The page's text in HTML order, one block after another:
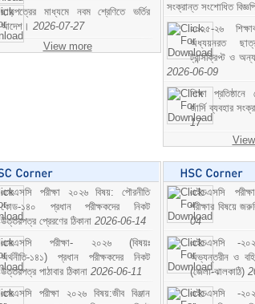
ছাড়পত্রের মাধ্যমে নবম শ্রেণিতে ভর্তির
আদেশ। 2026-07-27
View more
সংক্রান্ত সংশোধিত
২০২৫-২৬
অধ্যয়নরত
ট্রান্সক্রিপ্ট ও
2026-06-09
শিক্ষা
জার্সি ব্যবহার
17
এসএসসি পরীক্ষা ২০২৬ বিষয়: পৌরনীতি
কোড-১৪০ প্রধান পরীক্ষকদের নিকট
উত্তরপত্র প্রেরণের ঠিকানা 2026-06-14
এসএসসি পরীক্ষা- ২০২৬ (বিষয়ঃ
অর্থনীতি-১৪১) প্রধান পরীক্ষকদের নিকট
উত্তরপত্র পাঠাবার ঠিকানা 2026-06-11
এসএসসি পরীক্ষা ২০২৬ বিষয়:জীব বিঞ্জান
এইচএসসি
পরীক্ষার বিষয়ে
04
এইচএসসি -
অভ্যন্তরীন ও
(জেলা-ঝালকাঠি)
এইচএসসি -